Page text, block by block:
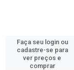
Faça seu login ou
cadastre-se para
ver preços e
comprar